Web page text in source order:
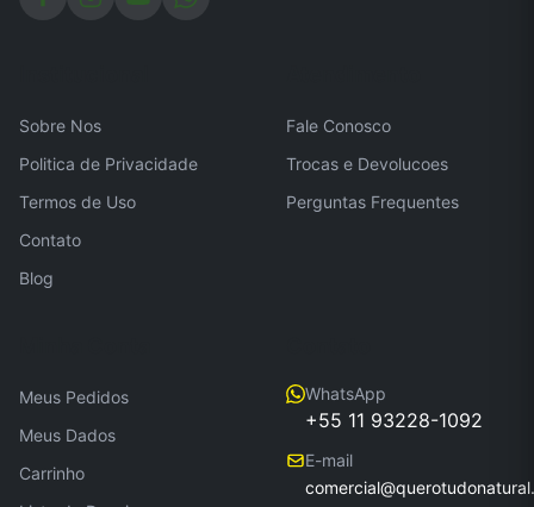
Sobre Nos
Politica de Privacidade
Termos de Uso
Contato
Blog
Fale Conosco
Trocas e Devolucoes
Perguntas Frequentes
Meus Pedidos
Meus Dados
Carrinho
WhatsApp
+55 11 93228-1092
E-mail